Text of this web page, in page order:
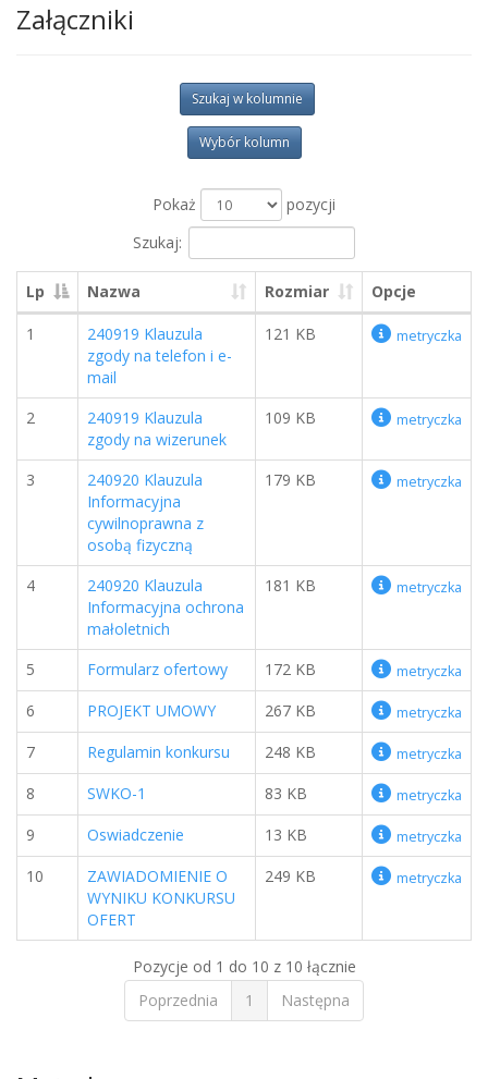
Załączniki
Szukaj w kolumnie
Wybór kolumn
Pokaż
pozycji
Szukaj:
Lp Nazwa Rozmiar Opcje
1
240919 Klauzula
zgody na telefon i e-
mail
121 KB metryczka
2
240919 Klauzula
zgody na wizerunek
109 KB metryczka
3
240920 Klauzula
Informacyjna
cywilnoprawna z
osobą fizyczną
179 KB metryczka
4
240920 Klauzula
Informacyjna ochrona
małoletnich
181 KB metryczka
5 Formularz ofertowy 172 KB metryczka
6 PROJEKT UMOWY 267 KB metryczka
7 Regulamin konkursu 248 KB metryczka
8 SWKO-1 83 KB metryczka
9 Oswiadczenie 13 KB metryczka
10
ZAWIADOMIENIE O
WYNIKU KONKURSU
OFERT
249 KB metryczka
Pozycje od 1 do 10 z 10 łącznie
Poprzednia
1 Następna